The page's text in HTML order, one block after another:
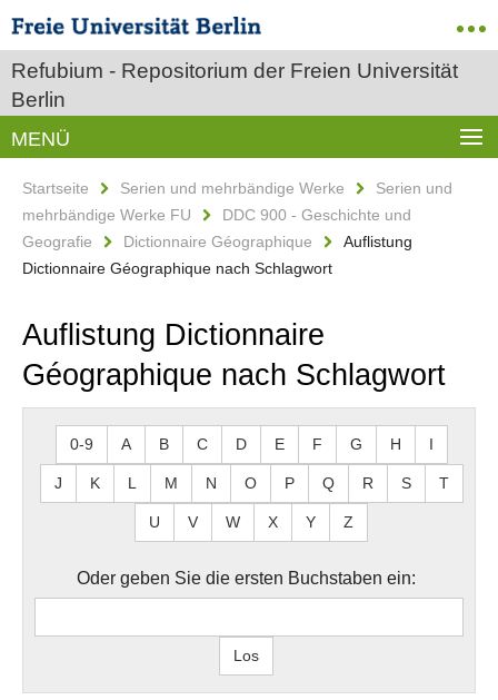
Refubium - Repositorium der Freien Universität
Berlin
MENÜ
Startseite Serien und mehrbändige Werke
Serien und
mehrbändige Werke FU
DDC 900 - Geschichte und
Geografie
Dictionnaire Géographique
Auflistung
Dictionnaire Géographique nach Schlagwort
Auflistung Dictionnaire
Géographique nach Schlagwort
0-9 A B C D E F G H I
J K L M N O P Q R S T
U V W X Y Z
Oder geben Sie die ersten Buchstaben ein: